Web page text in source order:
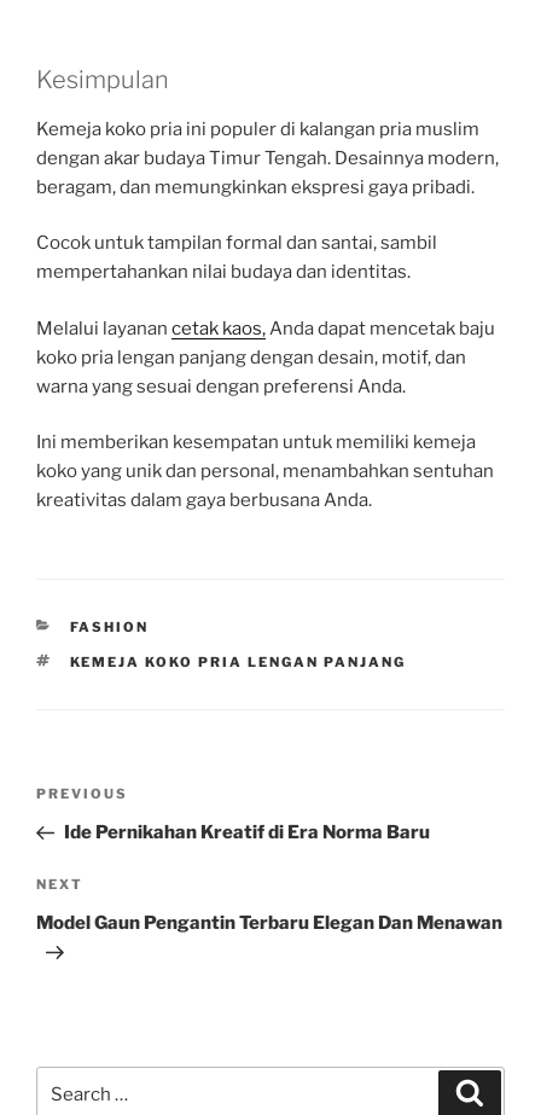
Kesimpulan
Kemeja koko pria ini populer di kalangan pria muslim
dengan akar budaya Timur Tengah. Desainnya modern,
beragam, dan memungkinkan ekspresi gaya pribadi.
Cocok untuk tampilan formal dan santai, sambil
mempertahankan nilai budaya dan identitas.
Melalui layanan cetak kaos,Anda dapat mencetak baju
koko pria lengan panjang dengan desain, motif, dan
warna yang sesuai dengan preferensi Anda.
Ini memberikan kesempatan untuk memiliki kemeja
koko yang unik dan personal, menambahkan sentuhan
kreativitas dalam gaya berbusana Anda.
CATEGORIES
FASHION
TAGS
KEMEJA KOKO PRIA LENGAN PANJANG
Previous
Post
PREVIOUS
Ide Pernikahan Kreatif di Era Norma Baru
Next
Post
NEXT
Model Gaun Pengantin Terbaru Elegan Dan Menawan